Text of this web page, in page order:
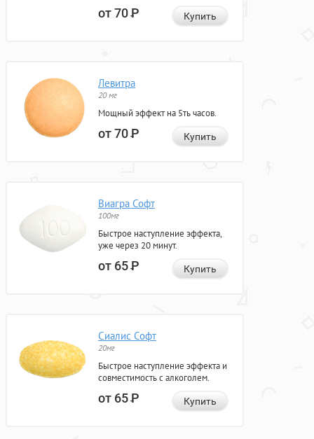
от 70Р Купить
Левитра
20 мг
Мощный эффект на 5ть часов.
от 70Р Купить
Виагра Софт
100мг
Быстрое наступление эффекта,
уже через 20 минут.
от 65Р Купить
Сиалис Софт
20мг
Быстрое наступление эффекта и
совместимость с алкоголем.
от 65Р Купить